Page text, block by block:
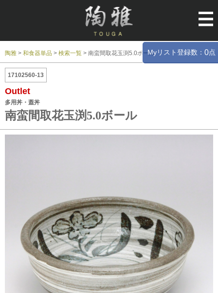
Myリスト登録数： 0点
陶雅 > 和食器単品 > 検索一覧 > 南蛮間取花玉渕5.0ボール
17102560-13
Outlet
多用丼・蓋丼
南蛮間取花玉渕5.0ボール